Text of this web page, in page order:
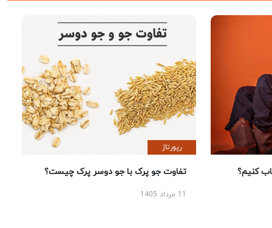
کنیم؟
رپورتاژ
تفاوت جو پرک با جو دوسر پرک چیست؟